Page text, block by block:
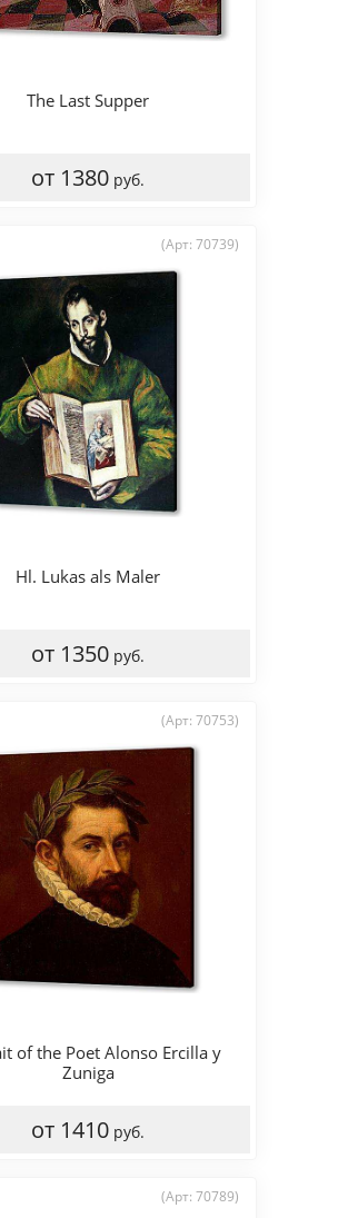
The Last Supper
от 1380 руб.
(Арт: 70739)
Hl. Lukas als Maler
от 1350 руб.
(Арт: 70753)
of the Poet Alonso Ercilla y
Zuniga
от 1410 руб.
(Арт: 70789)